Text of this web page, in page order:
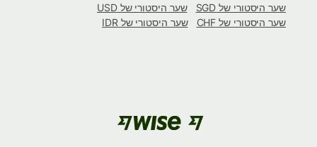
שער היסטורי של SGD
שער היסטורי של USD
שער היסטורי של CHF
שער היסטורי של IDR